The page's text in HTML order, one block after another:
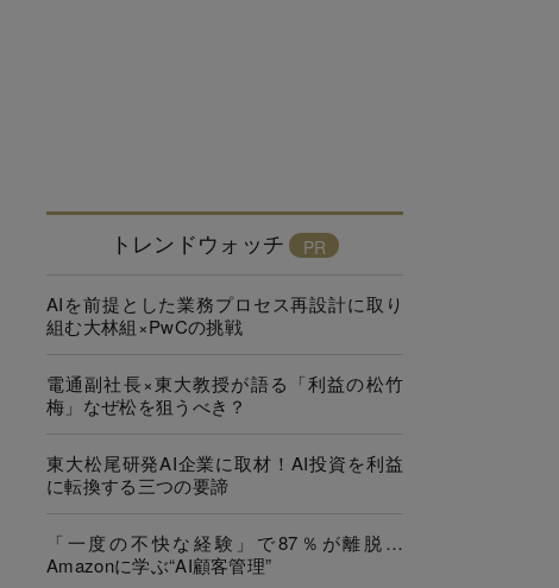
トレンドウォッチ
AIを前提とした業務プロセス再設計に取り
組む大林組×PwCの挑戦
電通副社長×東大教授が語る「利益の松竹
梅」なぜ松を狙うべき？
東大松尾研発AI企業に取材！AI投資を利益
に転換する三つの要諦
「一度の不快な経験」で87％が離脱…
Amazonに学ぶ“AI顧客管理”